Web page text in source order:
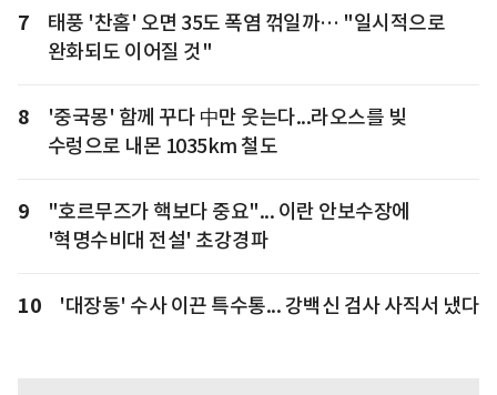
7
태풍 '찬홈' 오면 35도 폭염 꺾일까… "일시적으로
완화되도 이어질 것"
8
'중국몽' 함께 꾸다 中만 웃는다...라오스를 빚
수렁으로 내몬 1035km 철도
9
"호르무즈가 핵보다 중요"... 이란 안보수장에
'혁명수비대 전설' 초강경파
10 '대장동' 수사 이끈 특수통... 강백신 검사 사직서 냈다